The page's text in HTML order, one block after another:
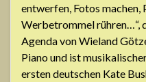
entwerfen, Fotos machen,
Werbetrommel rühren…“,
Agenda von Wieland
Piano und ist
ersten deutschen Kate